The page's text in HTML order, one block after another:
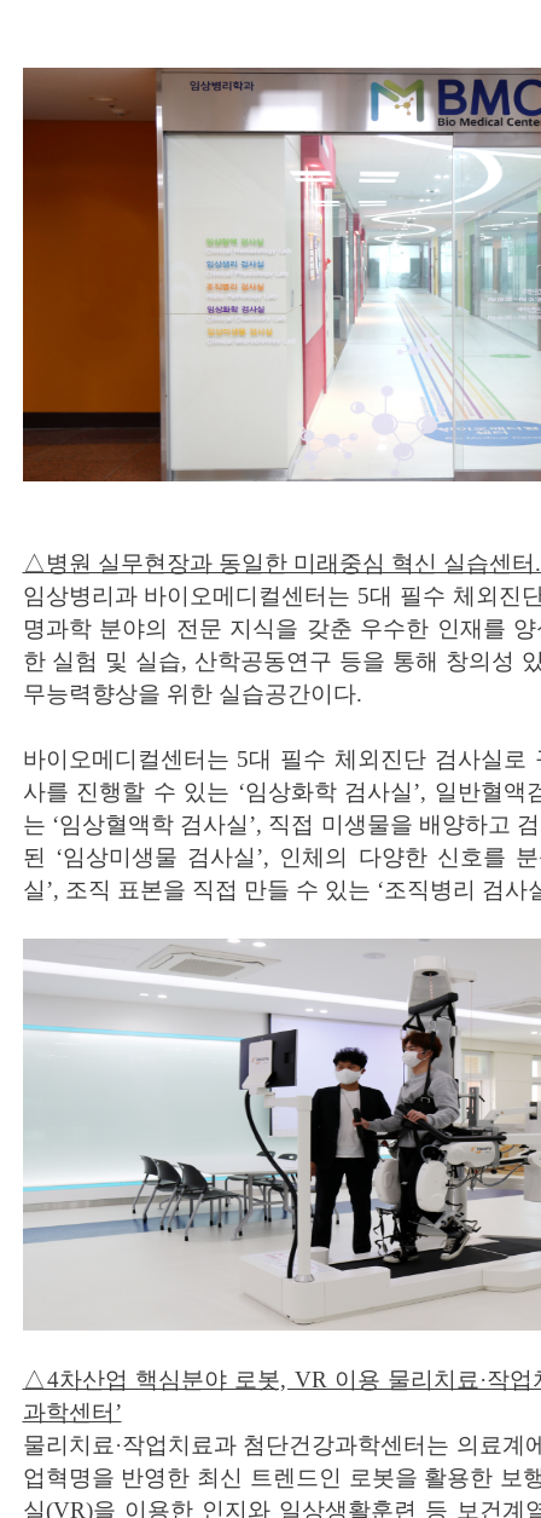
△병원 실무현장과 동일한 미래중심 혁신 실습센터
임상병리과 바이오메디컬센터는 5대 필수 체외진
명과학 분야의 전문 지식을 갖춘 우수한 인재를
한 실험 및 실습, 산학공동연구 등을 통해 창의성
무능력향상을 위한 실습공간이다.
바이오메디컬센터는 5대 필수 체외진단 검사실로
사를 진행할 수 있는 ‘임상화학 검사실’, 일반혈액
는 ‘임상혈액학 검사실’, 직접 미생물을 배양하고
된 ‘임상미생물 검사실’, 인체의 다양한 신호를
실’, 조직 표본을 직접 만들 수 있는 ‘조직병리 검사
△4차산업 핵심분야 로봇, VR 이용 물리치료·작업
과학센터’
물리치료·작업치료과 첨단건강과학센터는 의료계
업혁명을 반영한 최신 트렌드인 로봇을 활용한 보
실(VR)을 이용한 인지와 일상생활훈련 등 보건계